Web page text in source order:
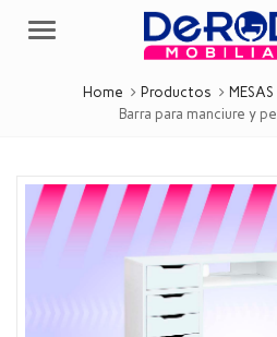
Menu
Home Productos
Barra para manciure y